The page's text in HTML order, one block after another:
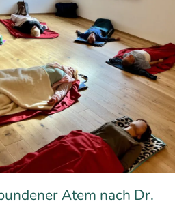
Atem nach Dr.